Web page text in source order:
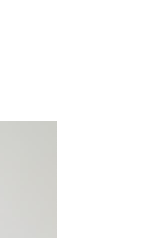
冊。若發現惡意使用之情
之使用額度並採取法律行